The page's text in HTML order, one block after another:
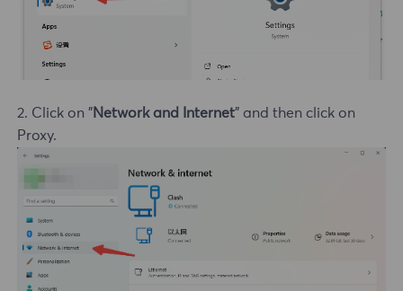
2. Click on "Network and Internet" and then click on
Proxy.